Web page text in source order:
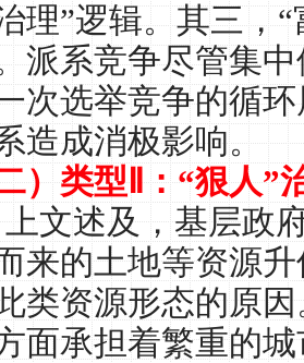
理”逻辑。其三，
派系竞争尽管集
次选举竞争的循
造成消极影响。
）类型Ⅱ：“狠人”
上文述及，基层政
来的土地等资源
类资源形态的原
面承担着繁重的